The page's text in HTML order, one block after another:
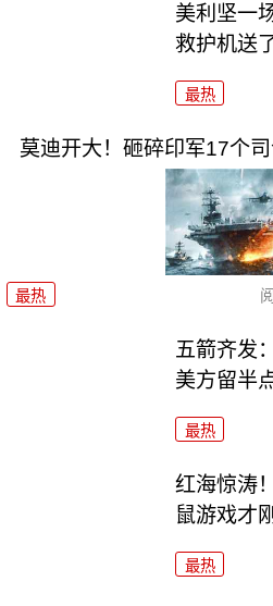
美利坚一
救护机送
最热
莫迪开大！砸碎印军17个
最热
五箭齐发
美方留半
最热
红海惊涛
鼠游戏才
最热